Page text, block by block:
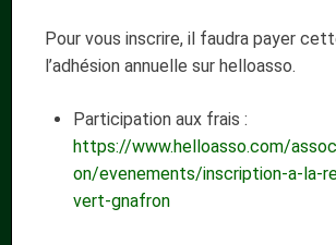
Pour vous inscrire, il faudra payer
l’adhésion annuelle sur helloasso.
Participation aux frais :
https://www.helloasso.com/
on/evenements/inscription-a-la-
vert-gnafron